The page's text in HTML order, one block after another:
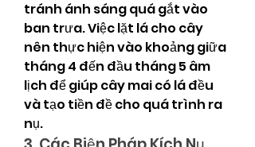
tránh ánh sáng quá gắt vào
ban trưa. Việc lặt lá cho cây
nên thực hiện vào khoảng giữa
tháng 4 đến đầu tháng 5 âm
lịch để giúp cây mai có lá đều
và tạo tiền đề cho quá trình ra
nụ.